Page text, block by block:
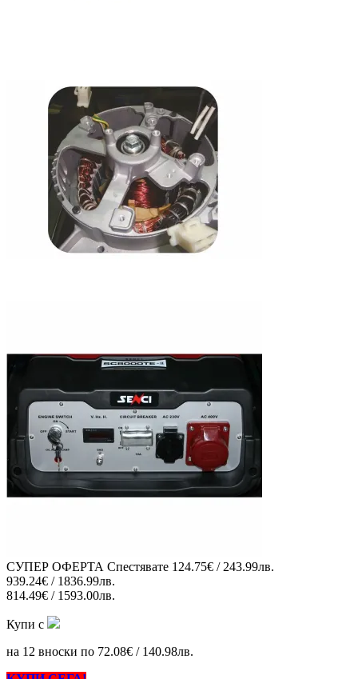
СУПЕР ОФЕРТА Спестявате 124.75€ / 243.99лв.
939.24€ / 1836.99лв.
814.49€ / 1593.00лв.
Купи с
на 12 вноски по 72.08€ / 140.98лв.